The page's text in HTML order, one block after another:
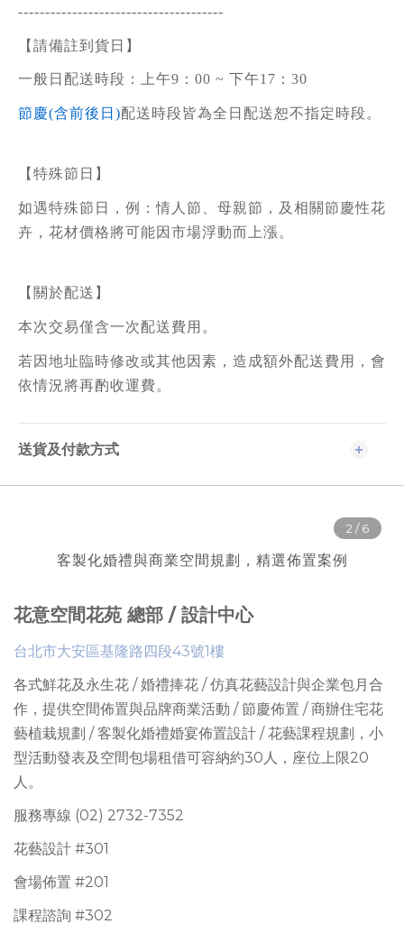
--------------------------------------
【請備註到貨日】
一般日配送時段：上午9：00 ~ 下午17：30
節慶(含前後日)配送時段皆為全日配送恕不指定時段。
【特殊節日】
如遇特殊節日，例：情人節、母親節，及相關節慶性花
卉，花材價格將可能因市場浮動而上漲。
【關於配送】
本次交易僅含一次配送費用。
若因地址臨時修改或其他因素，造成額外配送費用，會
依情況將再酌收運費。
送貨及付款方式
客製化婚禮與商業空間規劃，精選佈置案例
花意空間花苑 總部 / 設計中心
台北市大安區基隆路四段43號1樓
各式鮮花及永生花 / 婚禮捧花 / 仿真花藝設計與企業包月合
作，提供空間佈置與品牌商業活動 / 節慶佈置 / 商辦住宅花
藝植栽規劃 / 客製化婚禮婚宴佈置設計 / 花藝課程規劃 ， 小
型活動發表及空間包場租借可容納約30人 ，座位上限20
人。
服務專線 (02) 2732-7352
花藝設計 #301
會場佈置 #201
課程諮詢 #302